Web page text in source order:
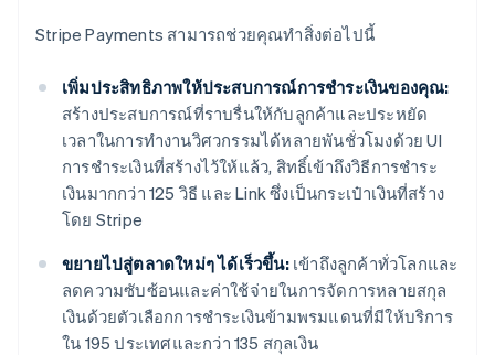
Stripe Payments สามารถช่วยคุณทำสิ่งต่อไปนี้
เพิ่มประสิทธิภาพให้ประสบการณ์การชำระเงินของคุณ:
สร้างประสบการณ์ที่ราบรื่นให้กับลูกค้าและประหยัด
เวลาในการทำงานวิศวกรรมได้หลายพันชั่วโมงด้วย UI
การชำระเงินที่สร้างไว้ให้แล้ว, สิทธิ์เข้าถึงวิธีการชำระ
เงินมากกว่า 125 วิธี และ Link ซึ่งเป็นกระเป๋าเงินที่สร้าง
โดย Stripe
ขยายไปสู่ตลาดใหม่ๆ ได้เร็วขึ้น:เข้าถึงลูกค้าทั่วโลกและ
ลดความซับซ้อนและค่าใช้จ่ายในการจัดการหลายสกุล
เงินด้วยตัวเลือกการชำระเงินข้ามพรมแดนที่มีให้บริการ
ใน 195 ประเทศและกว่า 135 สกุลเงิน